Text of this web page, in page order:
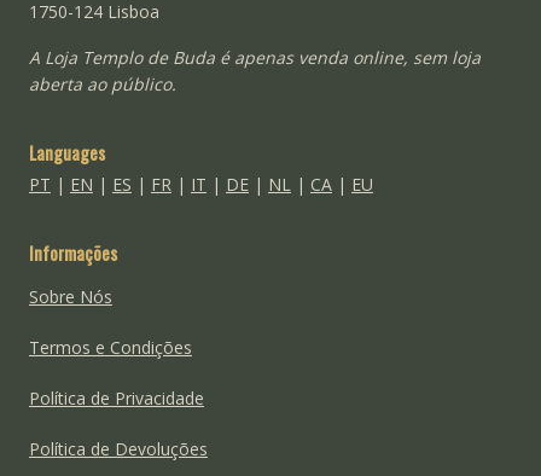
1750-124 Lisboa
A Loja Templo de Buda é apenas venda online, sem loja
aberta ao público.
Languages
PT | EN | ES | FR | IT | DE| NL | CA| EU
Informações
Sobre Nós
Termos e Condições
Política de Privacidade
Política de Devoluções